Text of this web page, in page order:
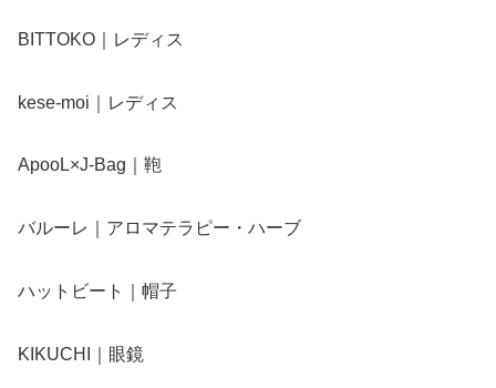
BITTOKO｜レディス
kese-moi｜レディス
ApooL×J-Bag｜鞄
バルーレ｜アロマテラピー・ハーブ
ハットビート｜帽子
KIKUCHI｜眼鏡